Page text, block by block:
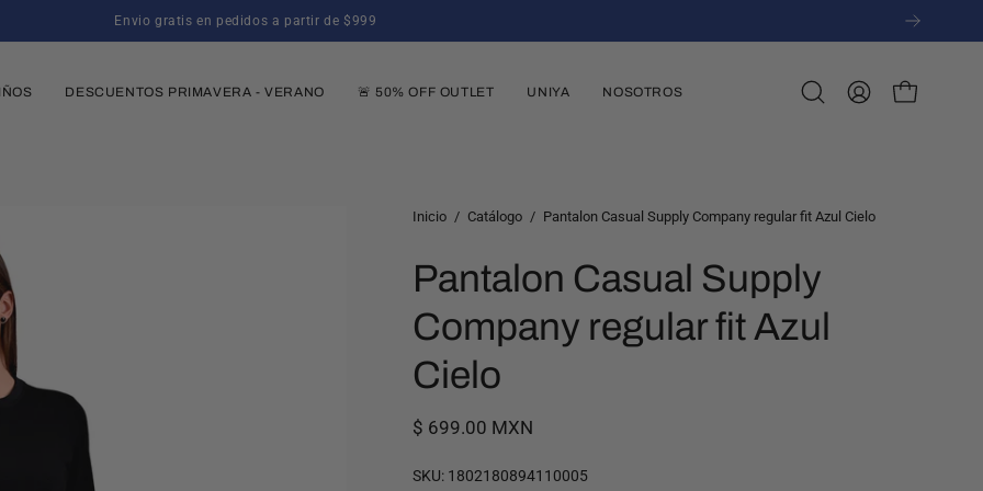
10% de descuento en tu primer pedido al suscribirte
DESCUENTOS PRIMAVERA - VERANO 🚨 50% OFF OUTLET UNIYA NOSOTROS
Abrir
MI
CARRO
Inicio / Catálogo / Pantalon Casual Supply Company regular fit Azul Cielo
Pantalon Casual Supply
Company regular fit Azul
Cielo
$ 699.00 MXN
SKU: 1802180894110005